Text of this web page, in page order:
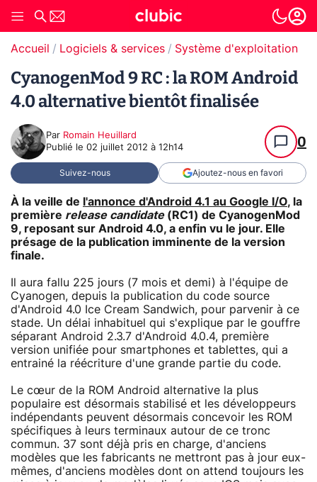
Accueil Logiciels & services Système d'exploitation
CyanogenMod 9 RC : la ROM Android
4.0 alternative bientôt finalisée
Par Romain Heuillard
Publié le 02 juillet 2012 à 12h14 0
Suivez-nous Ajoutez-nous en favori
À la veille de l'annonce d'Android 4.1 au Google I/O, la
première release candidate(RC1) de CyanogenMod
9, reposant sur Android 4.0, a enfin vu le jour. Elle
présage de la publication imminente de la version
finale.
Il aura fallu 225 jours (7 mois et demi) à l'équipe de
Cyanogen, depuis la publication du code source
d'Android 4.0 Ice Cream Sandwich, pour parvenir à ce
stade. Un délai inhabituel qui s'explique par le gouffre
séparant Android 2.3.7 d'Android 4.0.4, première
version unifiée pour smartphones et tablettes, qui a
entrainé la réécriture d'une grande partie du code.
Le cœur de la ROM Android alternative la plus
populaire est désormais stabilisé et les développeurs
indépendants peuvent désormais concevoir les ROM
spécifiques à leurs terminaux autour de ce tronc
commun. 37 sont déjà pris en charge, d'anciens
modèles que les fabricants ne mettront pas à jour eux-
mêmes, d'anciens modèles dont on attend toujours les